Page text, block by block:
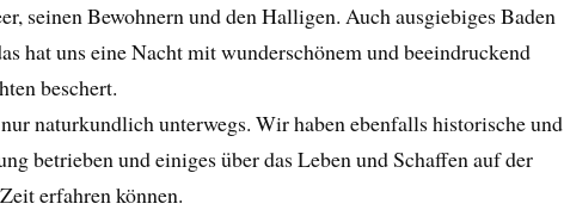
seinen Bewohnern und den Halligen. Auch ausgiebiges Baden
hat uns eine Nacht mit wunderschönem und beeindruckend
beschert.
naturkundlich unterwegs. Wir haben ebenfalls historische und
betrieben und einiges über das Leben und Schaffen auf der
erfahren können.